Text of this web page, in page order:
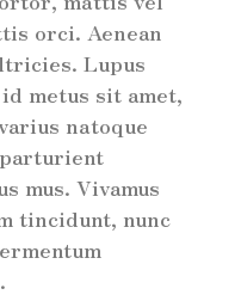
orci. Aenean
Lupus
metus sit amet,
natoque
mus. Vivamus
tincidunt, nunc